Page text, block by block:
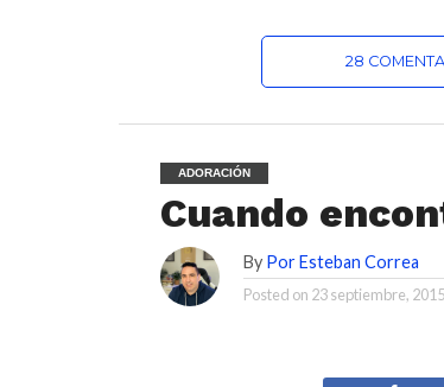
28
ADORACIÓN
Cuando
By Por Esteban Correa
Posted on 23 septiembre, 2015